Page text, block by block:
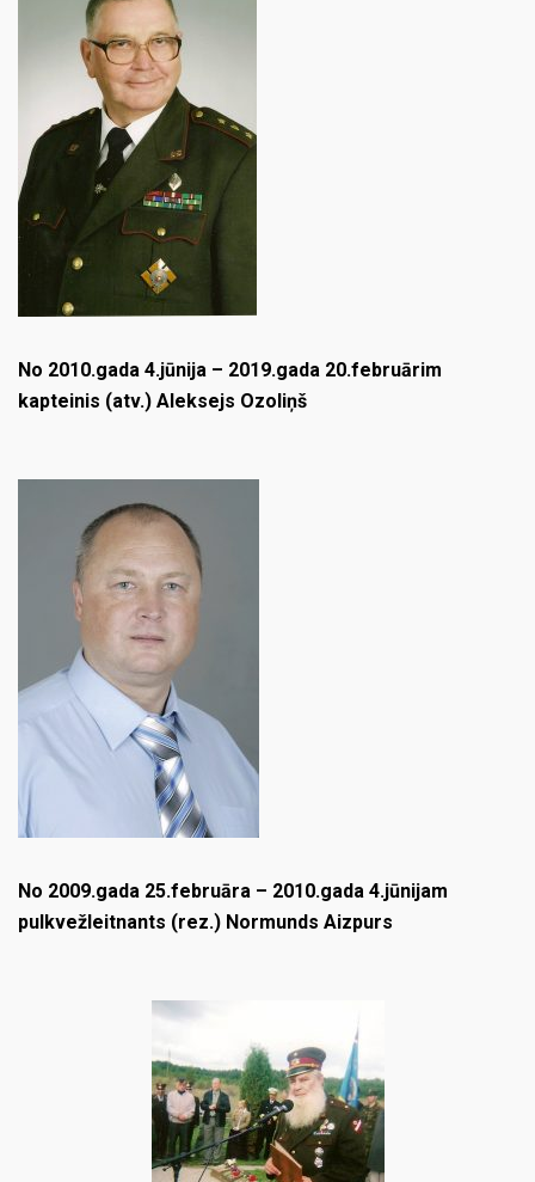
No 2010.gada 4.jūnija – 2019.gada 20.februārim
kapteinis (atv.) Aleksejs Ozoliņš
No 2009.gada 25.februāra – 2010.gada 4.jūnijam
pulkvežleitnants (rez.) Normunds Aizpurs